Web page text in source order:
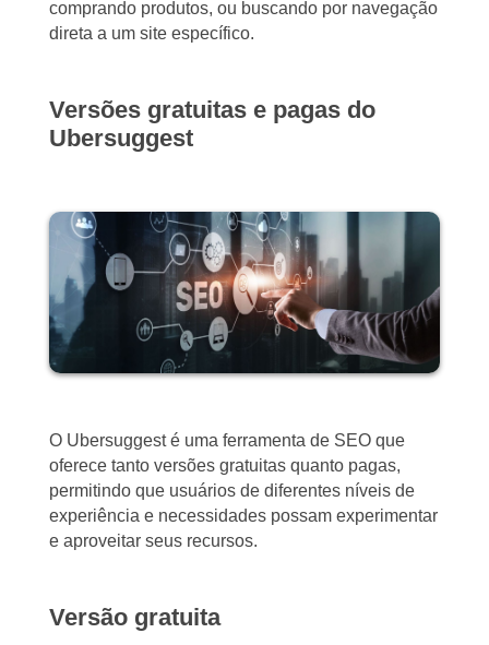
comprando produtos, ou buscando por navegação
direta a um site específico.
Versões gratuitas e pagas do
Ubersuggest
O Ubersuggest é uma ferramenta de SEO que
oferece tanto versões gratuitas quanto pagas,
permitindo que usuários de diferentes níveis de
experiência e necessidades possam experimentar
e aproveitar seus recursos.
Versão gratuita